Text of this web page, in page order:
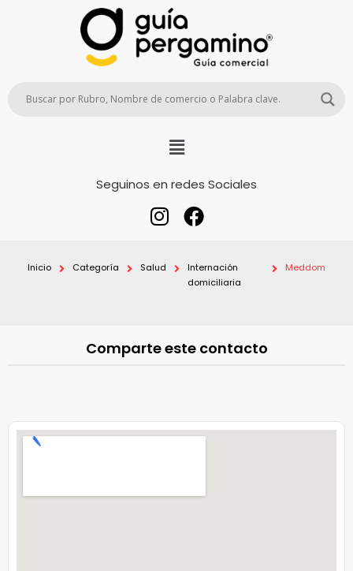
Seguinos en redes Sociales
Inicio Categoría Salud
Internación
domiciliaria
Meddom
Comparte este contacto